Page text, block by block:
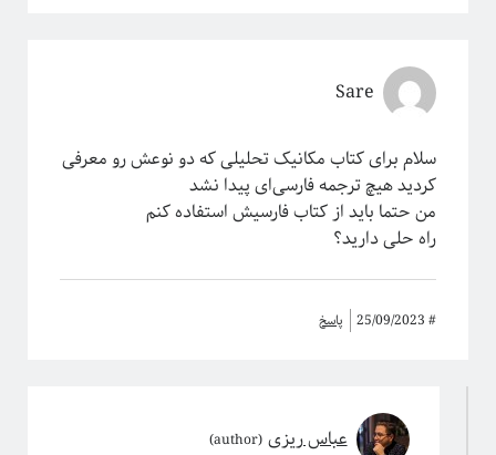
Sare
سلام برای کتاب مکانیک تحلیلی که دو نوعش رو معرفی
کردید هیچ ترجمه فارسی‌ای پیدا نشد
من حتما باید از کتاب فارسیش استفاده کنم
راه حلی دارید؟
#
25/09/2023 پاسخ
عباس ریزی